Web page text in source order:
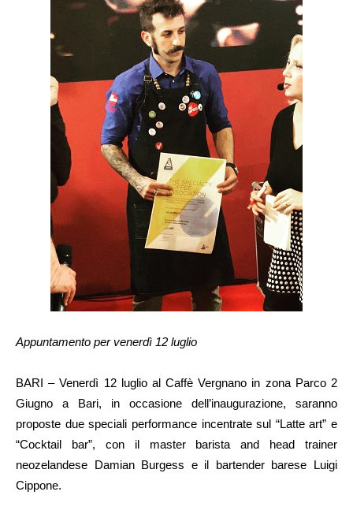
Appuntamento per venerdì 12 luglio
BARI – Venerdì 12 luglio al Caffè Vergnano in zona Parco 2
Giugno a Bari, in occasione dell’inaugurazione, saranno
proposte due speciali performance incentrate sul “Latte art” e
“Cocktail bar”, con il master barista and head trainer
neozelandese Damian Burgess e il bartender barese Luigi
Cippone.